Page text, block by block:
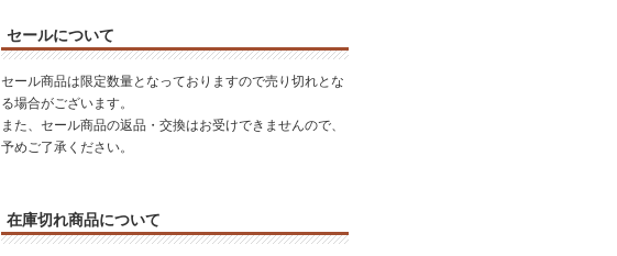
セールについて
セール商品は限定数量となっておりますので売り切れとな
る場合がございます。
また、セール商品の返品・交換はお受けできませんので、
予めご了承ください。
在庫切れ商品について